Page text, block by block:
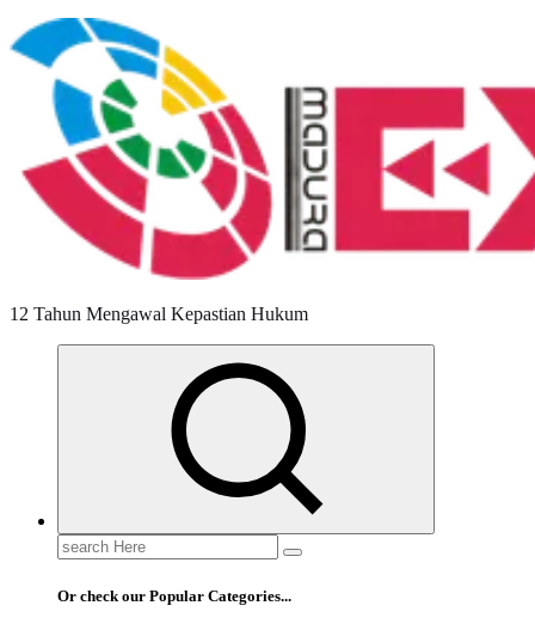
12 Tahun Mengawal Kepastian Hukum
Search
for:
Or check our Popular Categories...